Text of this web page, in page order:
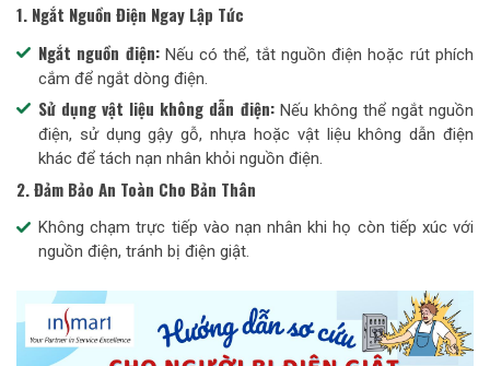
1. Ngắt Nguồn Điện Ngay Lập Tức
Ngắt nguồn điện: Nếu có thể, tắt nguồn điện hoặc rút phích
cắm để ngắt dòng điện.
Sử dụng vật liệu không dẫn điện:Nếu không thể ngắt nguồn
điện, sử dụng gậy gỗ, nhựa hoặc vật liệu không dẫn điện
khác để tách nạn nhân khỏi nguồn điện.
2. Đảm Bảo An Toàn Cho Bản Thân
Không chạm trực tiếp vào nạn nhân khi họ còn tiếp xúc với
nguồn điện, tránh bị điện giật.